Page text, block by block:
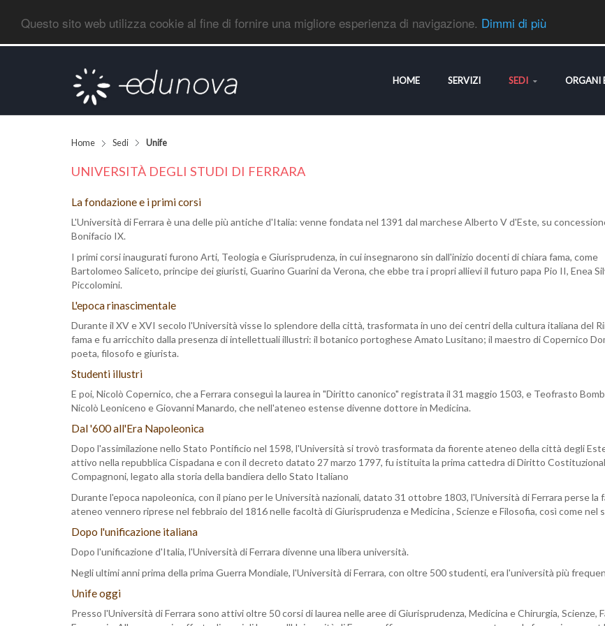
Questo sito web utilizza cookie al fine di fornire una migliore esperienza di navigazione. Dimmi di più
HOME SERVIZI SEDI ORGANI
Home Sedi Unife
UNIVERSITÀ DEGLI STUDI DI FERRARA
La fondazione e i primi corsi
L'Università di Ferrara è una delle più antiche d'Italia: venne fondata nel 1391 dal marchese Alberto V d'Este, su
Bonifacio IX.
I primi corsi inaugurati furono Arti, Teologia e Giurisprudenza, in cui insegnarono sin dall'inizio docenti di chiara fama, come
Bartolomeo Saliceto, principe dei giuristi, Guarino Guarini da Verona, che ebbe tra i propri allievi il futuro papa Pio II, Enea
Piccolomini.
L'epoca rinascimentale
Durante il XV e XVI secolo l'Università visse lo splendore della città, trasformata in uno dei centri della cultura italiana
fama e fu arricchito dalla presenza di intellettuali illustri: il botanico portoghese Amato Lusitano; il maestro di Copernico
poeta, filosofo e giurista.
Studenti illustri
E poi, Nicolò Copernico, che a Ferrara conseguì la laurea in "Diritto canonico" registrata il 31 maggio 1503, e Teofrasto
Nicolò Leoniceno e Giovanni Manardo, che nell'ateneo estense divenne dottore in Medicina.
Dal '600 all'Era Napoleonica
Dopo l'assimilazione nello Stato Pontificio nel 1598, l'Università si trovò trasformata da fiorente ateneo della città degli
attivo nella repubblica Cispadana e con il decreto datato 27 marzo 1797, fu istituita la prima cattedra di Diritto
Compagnoni, legato alla storia della bandiera dello Stato Italiano
Durante l'epoca napoleonica, con il piano per le Università nazionali, datato 31 ottobre 1803, l'Università di Ferrara perse
ateneo vennero riprese nel febbraio del 1816 nelle facoltà di Giurisprudenza e Medicina , Scienze e Filosofia, così come
Dopo l'unificazione italiana
Dopo l'unificazione d'Italia, l'Università di Ferrara divenne una libera università.
Negli ultimi anni prima della prima Guerra Mondiale, l'Università di Ferrara, con oltre 500 studenti, era l'università più
Unife oggi
Presso l'Università di Ferrara sono attivi oltre 50 corsi di laurea nelle aree di Giurisprudenza, Medicina e Chirurgia,